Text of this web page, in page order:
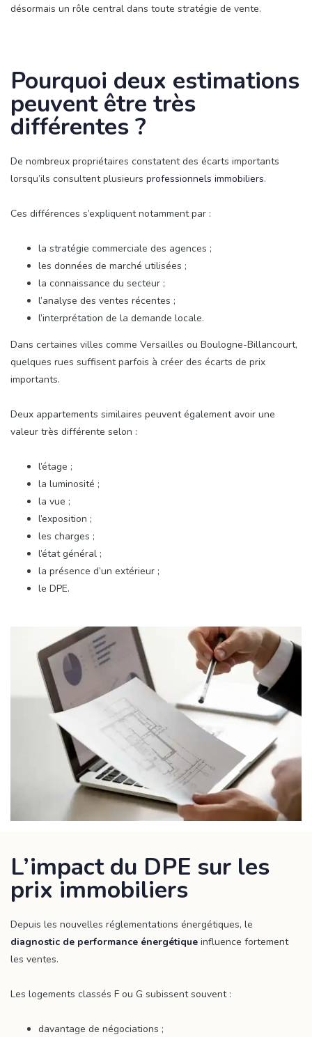
désormais un rôle central dans toute stratégie de vente.
Pourquoi deux estimations
peuvent être très
différentes ?
De nombreux propriétaires constatent des écarts importants
lorsqu’ils consultent plusieurs professionnels immobiliers.
Ces différences s’expliquent notamment par :
la stratégie commerciale des agences ;
les données de marché utilisées ;
la connaissance du secteur ;
l’analyse des ventes récentes ;
l’interprétation de la demande locale.
Dans certaines villes comme Versailles ou Boulogne-Billancourt,
quelques rues suffisent parfois à créer des écarts de prix
importants.
Deux appartements similaires peuvent également avoir une
valeur très différente selon :
l’étage ;
la luminosité ;
la vue ;
l’exposition ;
les charges ;
l’état général ;
la présence d’un extérieur ;
le DPE.
L’impact du DPE sur les
prix immobiliers
Depuis les nouvelles réglementations énergétiques, le
diagnostic de performance énergétique influence fortement
les ventes.
Les logements classés F ou G subissent souvent :
davantage de négociations ;